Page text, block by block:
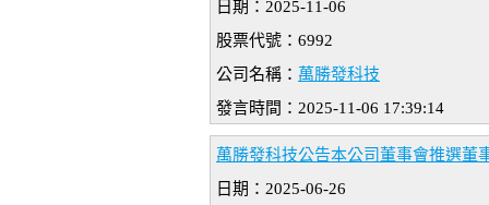
日期：2025-11-06
股票代號：6992
公司名稱： 萬勝發科技
發言時間：2025-11-06 17:39:14
萬勝發科技公告本公司董事會推選董
日期：2025-06-26